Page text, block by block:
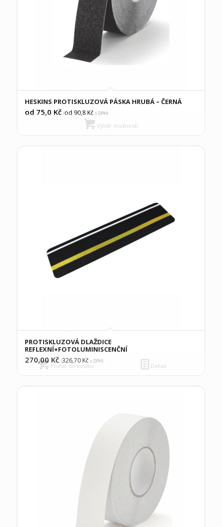
HESKINS PROTISKLUZOVÁ PÁSKA HRUBÁ – ČERNÁ
od 75,0 Kč (od 90,8Kčs DPH)
Výběr možností
PROTISKLUZOVÁ DLAŽDICE
REFLEXNÍ+FOTOLUMINISCENČNÍ
270,00 Kč (326,70 Kčs DPH)
Přidat do košíku Detail